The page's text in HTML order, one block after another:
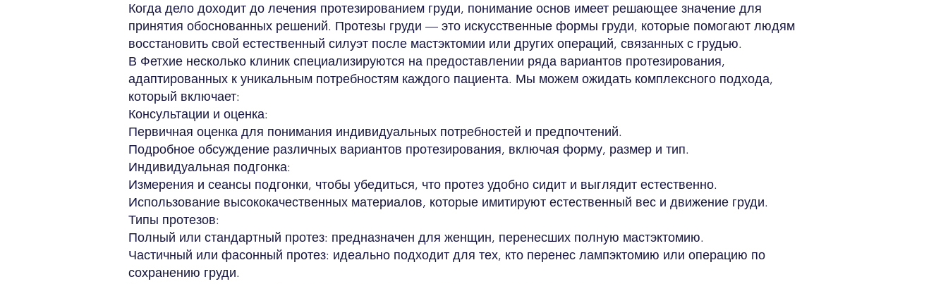
Когда дело доходит до лечения протезированием груди, понимание основ имеет решающее значение для
принятия обоснованных решений. Протезы груди — это искусственные формы груди, которые помогают людям
восстановить свой естественный силуэт после мастэктомии или других операций, связанных с грудью.
В Фетхие несколько клиник специализируются на предоставлении ряда вариантов протезирования,
адаптированных к уникальным потребностям каждого пациента. Мы можем ожидать комплексного подхода,
который включает:
Консультации и оценка:
Первичная оценка для понимания индивидуальных потребностей и предпочтений.
Подробное обсуждение различных вариантов протезирования, включая форму, размер и тип.
Индивидуальная подгонка:
Измерения и сеансы подгонки, чтобы убедиться, что протез удобно сидит и выглядит естественно.
Использование высококачественных материалов, которые имитируют естественный вес и движение груди.
Типы протезов:
Полный или стандартный протез: предназначен для женщин, перенесших полную мастэктомию.
Частичный или фасонный протез: идеально подходит для тех, кто перенес лампэктомию или операцию по
сохранению груди.